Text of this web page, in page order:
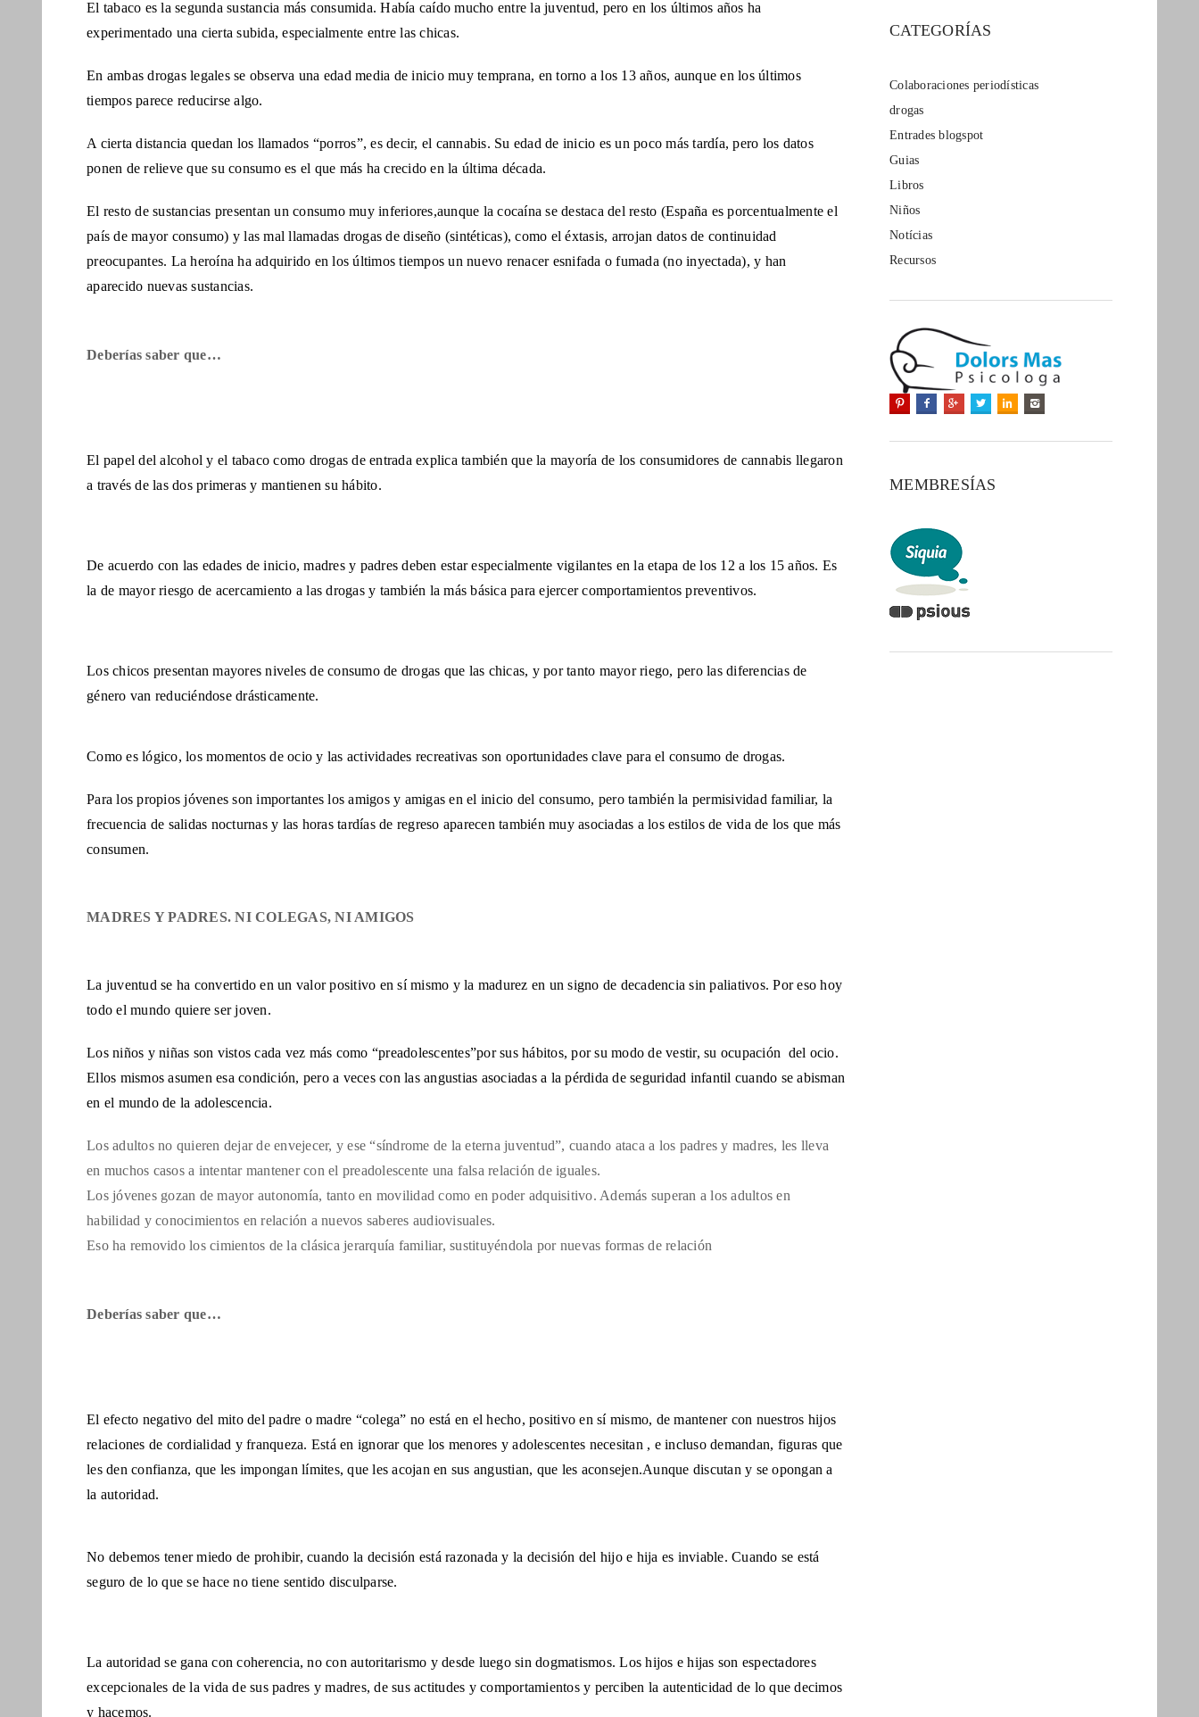
El tabaco es la segunda sustancia más consumida. Había caídomucho entre la juventud, pero en los últimos años ha
experimentado una cierta subida, especialmente entre las chicas.
En ambas drogas legales se observa una edad media de inicio muy temprana, en torno a los 13 años, aunque en los últimos
tiempos parece reducirse algo.
A cierta distancia quedan los llamados “porros”, es decir, el cannabis. Su edad de inicio es un poco más tardía, pero los datos
ponen de relieve que su consumo es el que más ha crecidoen la última década.
El resto de sustancias presentan un consumo muy inferiores,aunque la cocaína se destaca del resto (España es porcentualmente el
país de mayor consumo) y las mal llamadas drogas de diseño (sintéticas), como el éxtasis, arrojan datos de continuidad
preocupantes. La heroína ha adquirido en los últimos tiempos un nuevo renacer esnifada o fumada (no inyectada), y han
aparecido nuevas sustancias.
Deberías saber que…
El papel del alcohol y el tabaco como drogas de entrada explica también que la mayoría de los consumidores de cannabis llegaron
a través de las dos primeras y mantienen su hábito.
De acuerdo con las edades de inicio, madres y padres deben estar especialmente vigilantes en la etapa de los 12 a los 15 años. Es
la de mayor riesgo de acercamiento a las drogas y también la más básica para ejercer comportamientos preventivos.
Los chicos presentan mayores niveles de consumo de drogas que las chicas, y por tanto mayor riego, pero las diferencias de
género van reduciéndose drásticamente.
Como es lógico, los momentos de ocio y las actividades recreativas son oportunidades clave para el consumo de drogas.
Para los propios jóvenes son importantes los amigos y amigas en el inicio del consumo, pero también la permisividad familiar, la
frecuencia de salidas nocturnas y las horas tardías de regreso aparecen también muy asociadas a los estilos de vida de los que más
consumen.
MADRES Y PADRES. NI COLEGAS, NI AMIGOS
La juventud se ha convertido en un valor positivo en sí mismo y la madurez en un signo de decadencia sin paliativos. Por eso hoy
todo el mundo quiere ser joven.
Los niños y niñas son vistos cada vez más como “preadolescentes”por sus hábitos, por su modo de vestir, su ocupación del ocio.
Ellos mismos asumen esa condición, pero a veces con las angustias asociadas a la pérdida de seguridad infantil cuando se abisman
en el mundo de la adolescencia.
Los adultos no quieren dejar de envejecer, y ese “síndrome de la eterna juventud”, cuando ataca a los padres y madres, les lleva
en muchos casos a intentar mantener con el preadolescente una falsa relación de iguales.
Los jóvenes gozan de mayor autonomía, tanto en movilidad como en poder adquisitivo. Además superan a los adultos en
habilidad y conocimientos en relación a nuevos saberes audiovisuales.
Eso ha removido los cimientos de la clásica jerarquía familiar, sustituyéndola por nuevas formas de relación
Deberías saber que…
El efecto negativo del mito del padre o madre “colega” no está en el hecho, positivo en sí mismo, de mantener con nuestros hijos
relaciones de cordialidad y franqueza. Está en ignorar que los menores y adolescentes necesitan , e incluso demandan, figuras que
les den confianza, que les impongan límites, que les acojan en sus angustian, que les aconsejen.Aunque discutan y se opongan a
la autoridad.
No debemos tener miedo de prohibir, cuando la decisión está razonada y la decisión del hijo e hija es inviable. Cuando se está
seguro de lo que se hace no tiene sentido disculparse.
La autoridad se gana con coherencia, no con autoritarismo y desde luego sin dogmatismos. Los hijos e hijas son espectadores
excepcionales de la vida de sus padres y madres, de sus actitudes y comportamientos y perciben la autenticidad de lo que decimos
y hacemos.
CATEGORÍAS
Colaboraciones periodísticas
drogas
Entrades blogspot
Guias
Libros
Niños
Notícias
Recursos
MEMBRESÍAS